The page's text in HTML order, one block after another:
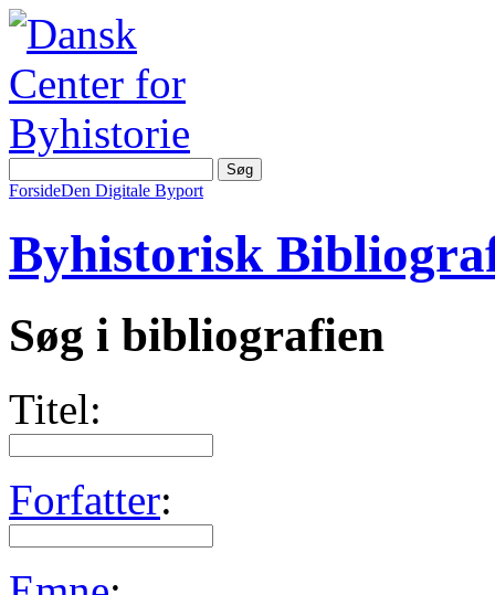
ForsideDen Digitale Byport
Byhistorisk
Søg i bibliografien
Titel:
Forfatter: